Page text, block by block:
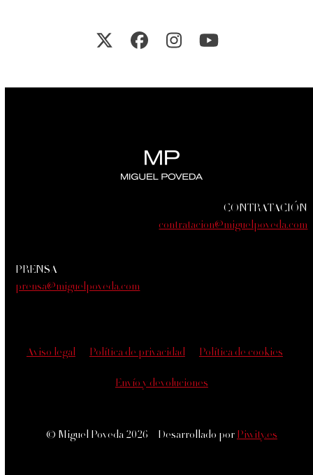
TwitterFacebookInstagram
YouTube
CONTRATACIÓN
contratacion@miguelpoveda.com
PRENSA
prensa@miguelpoveda.com
Aviso legal Política de privacidad Política de cookies
Envío y devoluciones
© Miguel Poveda 2026 – Desarrollado por Piwity.es